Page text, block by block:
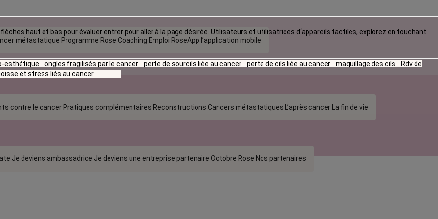
métastatique Programme Rose Coaching Emploi RoseApp l’application mobile
contre le cancer Pratiques complémentaires Reconstructions Cancers métastatiques L’après cancer La fin de vie
Je deviens ambassadrice Je deviens une entreprise partenaire Octobre Rose Nos partenaires
haut et bas pour évaluer entrer pour aller à la page désirée. Utilisateurs et utilisatrices d‘appareils tactiles, explorez en touchant
esthétique ongles fragilisés par le cancer perte de sourcils liée au cancer perte de cils liée au cancer maquillage des cils
Rdv de
et stress liés au cancer